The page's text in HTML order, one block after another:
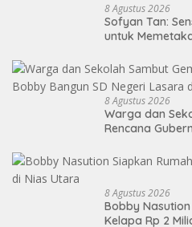
8 Agustus 2026
Sofyan Tan:
untuk
8 Agustus 2026
Warga dan
Rencana
8 Agustus 2026
Bobby
Kelapa Rp 2